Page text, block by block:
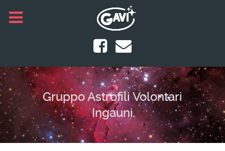
Gruppo Astrofili Volontari
Ingauni